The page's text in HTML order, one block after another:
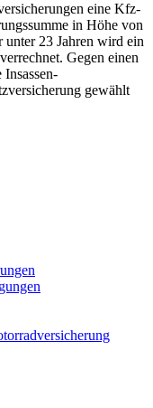
eine Kfz-
in Höhe von
unter 23 Jahren wird ein
Gegen einen
gewählt